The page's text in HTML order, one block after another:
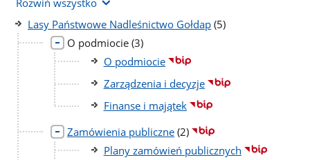
Lasy Państwowe Nadleśnictwo Gołdap liczba
(5)
O podmiocie liczba
podstron
(3)
O podmiocie
Zarządzenia i decyzje
Finanse i majątek
Zamówienia publiczne liczba
podstron
(2)
Plany zamówień publicznych